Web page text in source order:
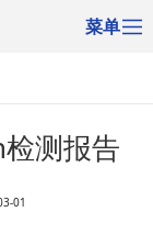
菜单
测报告
01